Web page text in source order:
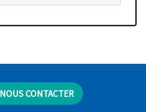
NOUS CONTACTER